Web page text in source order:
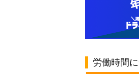
労働時間